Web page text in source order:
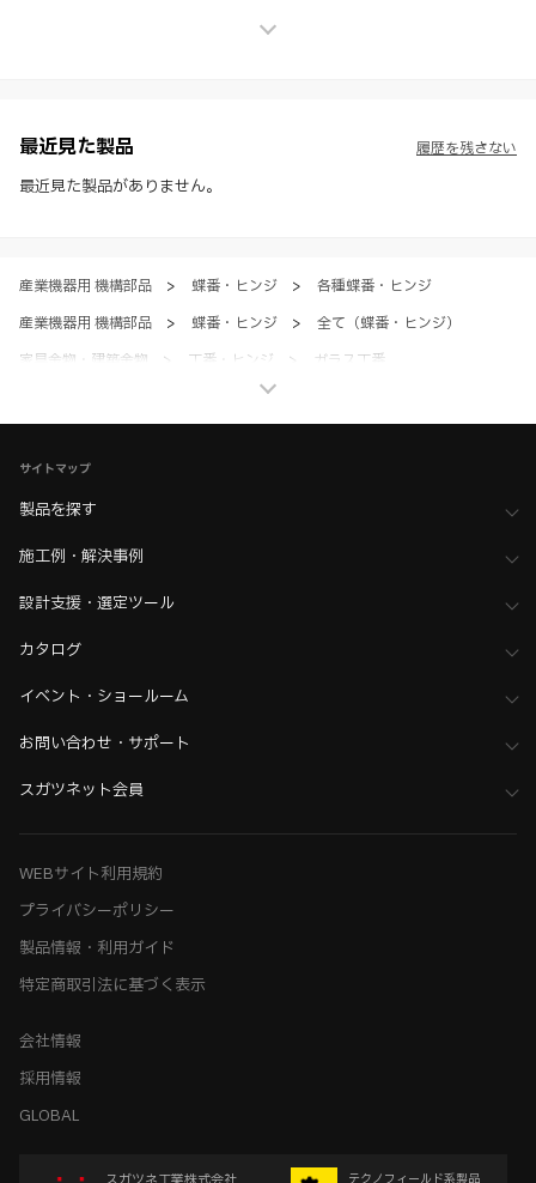
社製品の使用ご検討、又は販売促進目的の利用に限ります。
※ 本WEBサイト製品情報のご利用にあたっては、WEBサイト利用規
約、プライバシーポリシー、製品情報ガイドをご確認いただき、内容の
最近見た製品
最近見た製品がありません。
履歴を残さない
産業機器用 機構部品 > 蝶番・ヒンジ >
各種蝶番・ヒンジ
産業機器用 機構部品
> 蝶番・ヒンジ >
全て（蝶番・ヒンジ）
家具金物・建築金物
> 丁番・ヒンジ >
ガラス丁番
丁番・ヒンジ
>
その他（格納ベッド・装飾パネル・ベアリングなど）
家具金物・建築金物
> その他（格納ベッド・装飾パネル・ベアリングなど）
サイトマップ
製品を探す
施工例・解決事例
設計支援・選定ツール
カタログ
イベント・ショールーム
お問い合わせ・サポート
スガツネット会員
WEBサイト利用規約
プライバシーポリシー
製品情報・利用ガイド
特定商取引法に基づく表示
会社情報
採用情報
GLOBAL
テクノフィールド系製品